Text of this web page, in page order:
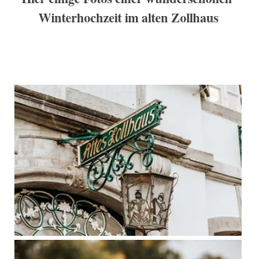
Winterhochzeit im alten Zollhaus